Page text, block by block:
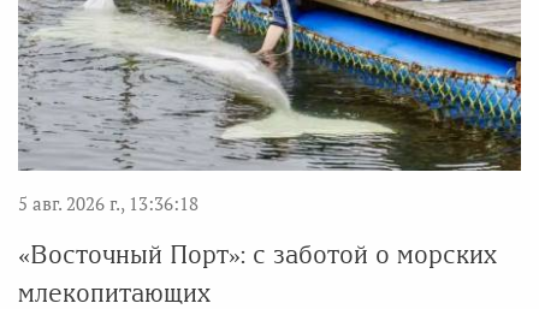
5 авг. 2026 г., 13:36:18
«Восточный Порт»: с заботой о морских
млекопитающих